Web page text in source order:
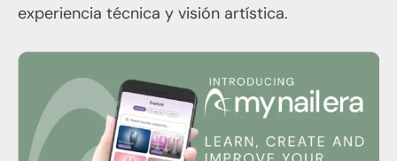
experiencia técnica y visión artística.